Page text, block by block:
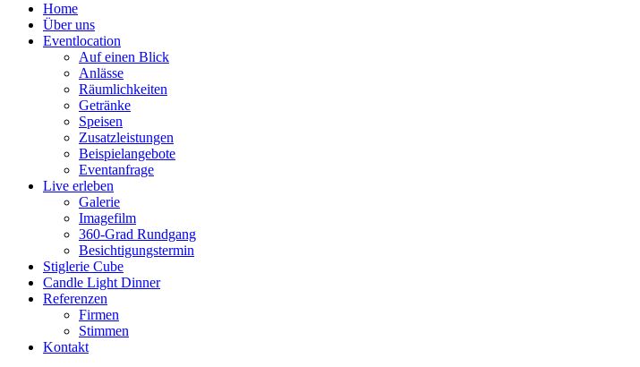
Home
Über uns
Eventlocation
Auf einen Blick
Anlässe
Räumlichkeiten
Getränke
Speisen
Zusatzleistungen
Beispielangebote
Eventanfrage
Live erleben
Galerie
Imagefilm
360-Grad Rundgang
Besichtigungstermin
Stiglerie Cube
Candle Light Dinner
Referenzen
Firmen
Stimmen
Kontakt